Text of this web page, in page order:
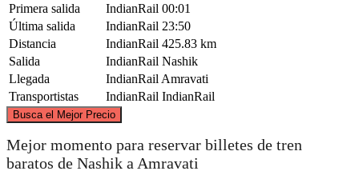
Primera salida
IndianRail 00:01
Última salida
IndianRail 23:50
Distancia
IndianRail 425.83 km
Salida
IndianRail Nashik
Llegada
IndianRail Amravati
Transportistas
IndianRail IndianRail
Busca el Mejor Precio
©CARTO
Mejor momento para reservar billetes de tren
baratos de Nashik a Amravati